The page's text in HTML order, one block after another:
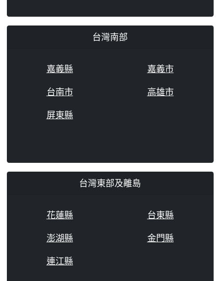
台灣南部
嘉義縣
嘉義市
台南市
高雄市
屏東縣
台灣東部及離島
花蓮縣
台東縣
澎湖縣
金門縣
連江縣